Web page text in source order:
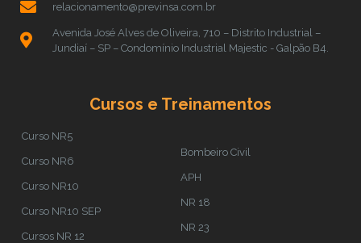
relacionamento@previnsa.com.br
Avenida José Alves de Oliveira, 710 – Distrito Industrial –
Jundiaí – SP – Condomínio Industrial Majestic - Galpão B4.
Cursos e Treinamentos
Curso NR5
Curso NR6
Curso NR10
Curso NR10 SEP
Cursos NR 12
Bombeiro Civil
APH
NR 18
NR 23